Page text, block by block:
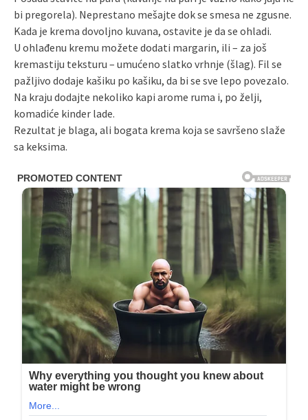
bi pregorela). Neprestano mešajte dok se smesa ne zgusne.
Kada je krema dovoljno kuvana, ostavite je da se ohladi.
U ohlađenu kremu možete dodati margarin, ili – za još
kremastiju teksturu – umućeno slatko vrhnje (šlag). Fil se
pažljivo dodaje kašiku po kašiku, da bi se sve lepo povezalo.
Na kraju dodajte nekoliko kapi arome ruma i, po želji,
komadiće kinder lade.
Rezultat je blaga, ali bogata krema koja se savršeno slaže
sa keksima.